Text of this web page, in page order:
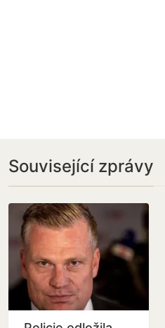
Související zprávy